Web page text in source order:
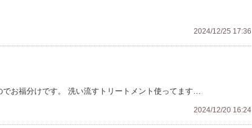
2024/12/25 17:36
でお福分けです。 洗い流すトリートメント使ってます…
2024/12/20 16:24